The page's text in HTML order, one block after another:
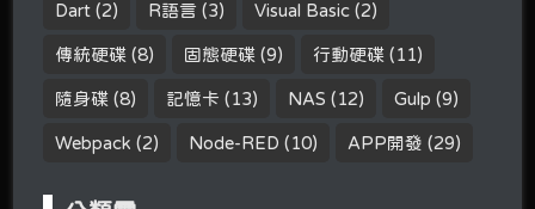
Dart (2) R語言 (3) Visual Basic (2)
傳統硬碟 (8) 固態硬碟 (9) 行動硬碟 (11)
隨身碟 (8) 記憶卡 (13) NAS (12) Gulp (9)
Webpack (2) Node-RED (10) APP開發 (29)